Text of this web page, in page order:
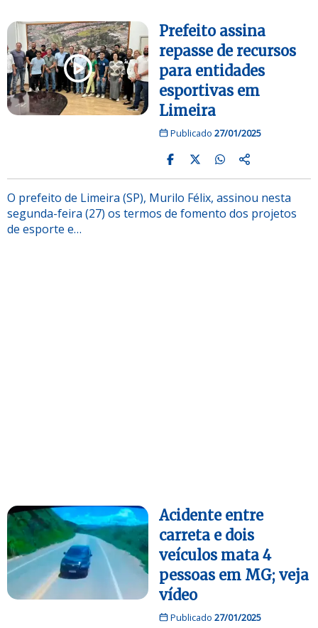
Prefeito assina
repasse de recursos
para entidades
esportivas em
Limeira
Publicado 27/01/2025
O prefeito de Limeira (SP), Murilo Félix, assinou nesta
segunda-feira (27) os termos de fomento dos projetos
de esporte e…
Acidente entre
carreta e dois
veículos mata 4
pessoas em MG; veja
vídeo
Publicado 27/01/2025